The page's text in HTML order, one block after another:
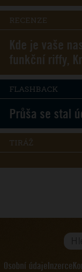
RECENZE
Kde je vaše
funkční riffy,
FLASHBACK
Průša se stal
TIRÁŽ
Osobní údajeInzerce